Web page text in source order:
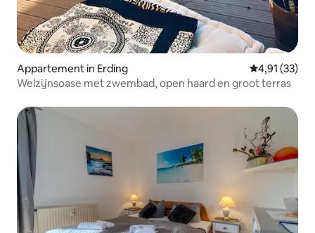
Appartement in Erding Gemiddelde
4,91 (33)
Welzijnsoase met zwembad, open haard en groot terras